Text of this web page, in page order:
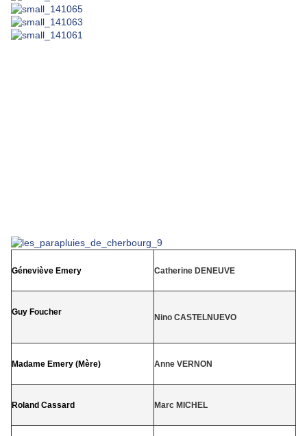
Géneviève Emery Catherine DENEUVE
Guy Foucher
Nino CASTELNUEVO
Madame Emery (Mère) Anne VERNON
Roland Cassard Marc MICHEL